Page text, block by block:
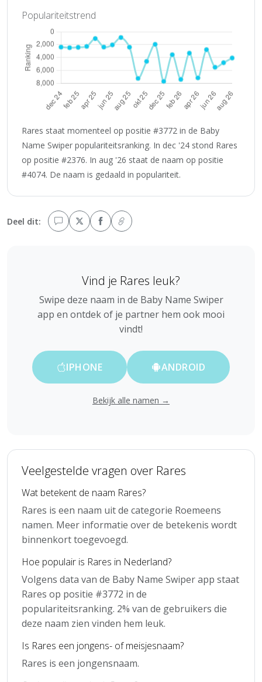
Populariteitstrend
Rares staat momenteel op positie #3772 in de Baby
Name Swiper populariteitsranking. In dec '24 stond Rares
op positie #2376. In aug '26 staat de naam op positie
#4074. De naam is gedaald in populariteit.
Deel dit:
Vind je Rares leuk?
Swipe deze naam in de Baby Name Swiper
app en ontdek of je partner hem ook mooi
vindt!
IPHONE ANDROID
Bekijk alle namen →
Veelgestelde vragen over Rares
Wat betekent de naam Rares?
Rares is een naam uit de categorie Roemeens
namen. Meer informatie over de betekenis wordt
binnenkort toegevoegd.
Hoe populair is Rares in Nederland?
Volgens data van de Baby Name Swiper app staat
Rares op positie #3772 in de
populariteitsranking. 2% van de gebruikers die
deze naam zien vinden hem leuk.
Is Rares een jongens- of meisjesnaam?
Rares is een jongensnaam.